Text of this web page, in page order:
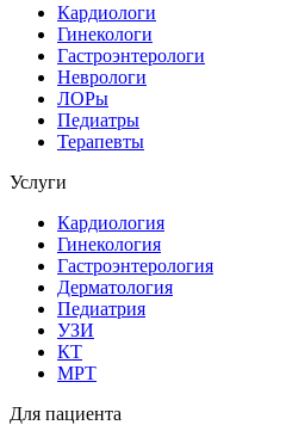
Кардиологи
Гинекологи
Гастроэнтерологи
Неврологи
ЛОРы
Педиатры
Терапевты
Услуги
Кардиология
Гинекология
Гастроэнтерология
Дерматология
Педиатрия
УЗИ
КТ
МРТ
Для пациента